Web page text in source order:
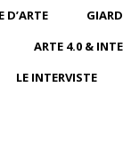
D’ARTE
ARTE 4.0 &
LE INTERVISTE